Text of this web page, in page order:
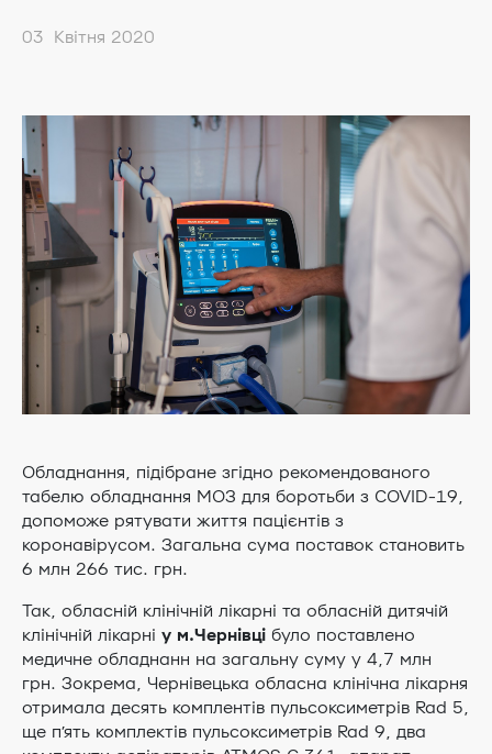
03 Квітня 2020
Обладнання, підібране згідно рекомендованого
табелю обладнання МОЗ для боротьби з COVID-19,
допоможе рятувати життя пацієнтів з
коронавірусом. Загальна сума поставок становить
6 млн 266 тис. грн.
Так, обласній клінічній лікарні та обласній дитячій
клінічній лікарні у м.Чернівці було поставлено
медичне обладнанн на загальну суму у 4,7 млн
грн. Зокрема, Чернівецька обласна клінічна лікарня
отримала десять комплентів пульсоксиметрів Rad 5,
ще п’ять комплектів пульсоксиметрів Rad 9, два